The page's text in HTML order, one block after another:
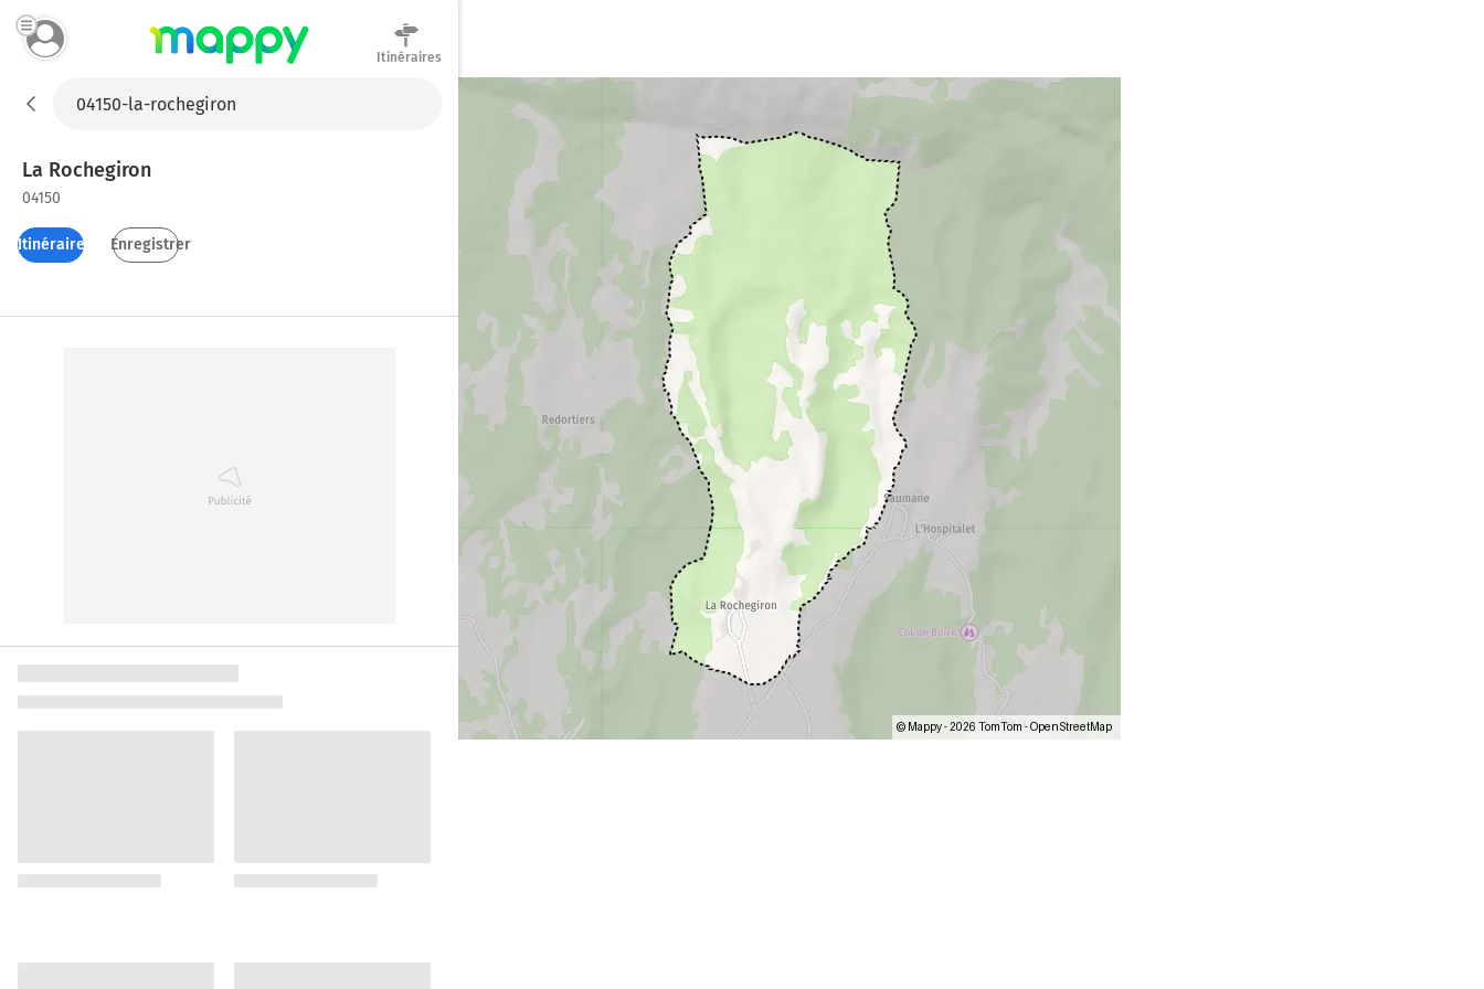
Itinéraires
La Rochegiron
04150
Itinéraires Enregistrer